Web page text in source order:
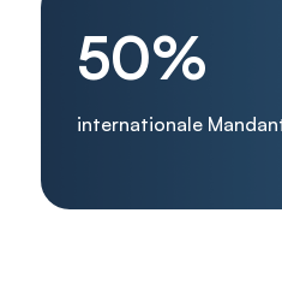
50%
internationale